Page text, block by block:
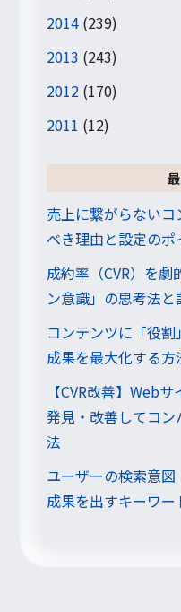
2014 (239)
2013 (243)
2012 (170)
2011 (12)
売上に繋がらない
べき理由と設定のポ
成約率（CVR）を
ン意識」の思考法
コンテンツに「役
成果を最大化する方
【CVR改善】Web
発見・改善してコ
法
ユーザーの検索意
成果を出すキーワー